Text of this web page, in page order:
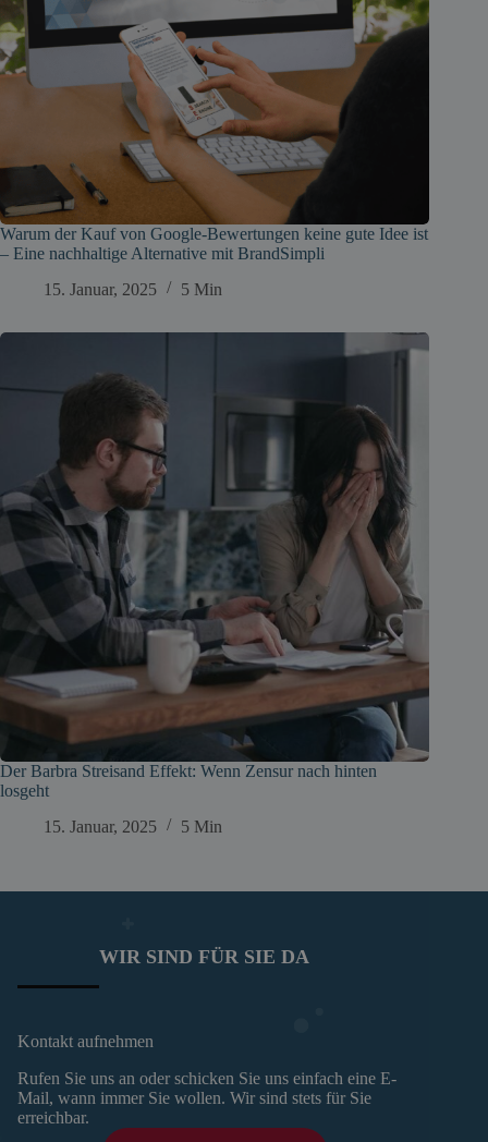
Warum der Kauf von Google-Bewertungen keine gute Idee ist
– Eine nachhaltige Alternative mit BrandSimpli
15. Januar, 2025
5 Min
Der Barbra Streisand Effekt: Wenn Zensur nach hinten
losgeht
15. Januar, 2025
5 Min
WIR SIND FÜR SIE DA
Kontakt aufnehmen
Rufen Sie uns an oder schicken Sie uns einfach eine E-
Mail, wann immer Sie wollen. Wir sind stets für Sie
erreichbar.